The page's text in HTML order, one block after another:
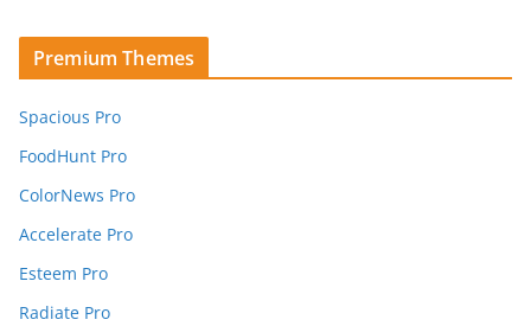
Premium Themes
Spacious Pro
FoodHunt Pro
ColorNews Pro
Accelerate Pro
Esteem Pro
Radiate Pro